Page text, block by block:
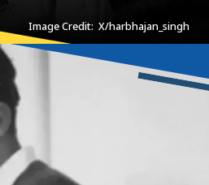
Image Credit: X/harbhajan_singh